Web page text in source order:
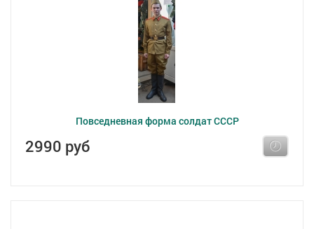
Повседневная форма солдат СССР
2990 руб